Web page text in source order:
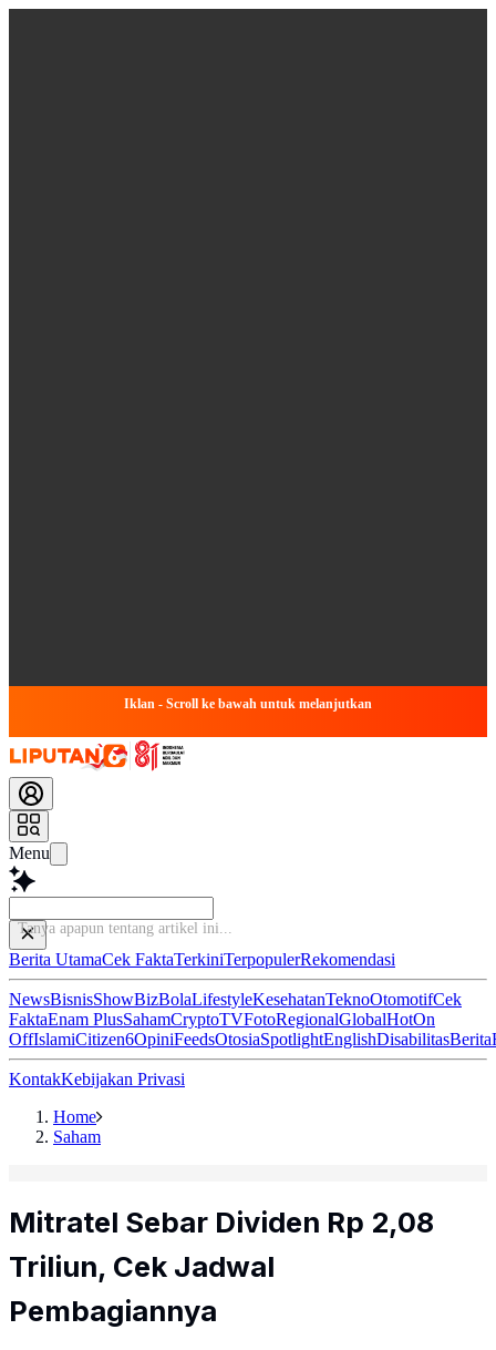
Iklan - Scroll ke bawah untuk melanjutkan
Menu
Tanya a
Berita UtamaCek FaktaTerkiniTerpopulerRekomendasi
NewsBisnisShowBizBolaLifestyleKesehatanTeknoOtomotifCek
FaktaEnam PlusSahamCryptoTVFotoRegionalGlobalHotOn
OffIslamiCitizen6OpiniFeedsOtosiaSpotlightEnglishDisabilitasBerita
KontakKebijakan Privasi
Home
Saham
Mitratel Sebar Dividen Rp 2,08
Triliun, Cek Jadwal
Pembagiannya